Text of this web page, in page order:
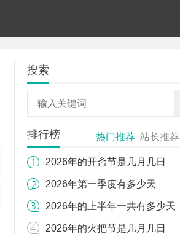
搜索
排行榜 热门推荐 站长推荐
2026年的开斋节是几月几日
2026年第一季度有多少天
2026年的上半年一共有多少天
2026年的火把节是几月几日